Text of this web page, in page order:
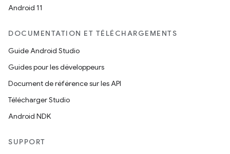
Android 11
DOCUMENTATION ET TÉLÉCHARGEMENTS
Guide Android Studio
Guides pour les développeurs
Document de référence sur les API
Télécharger Studio
Android NDK
SUPPORT